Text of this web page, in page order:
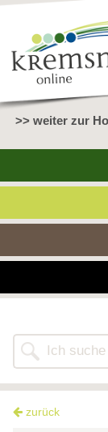
>> weiter zur
zurück